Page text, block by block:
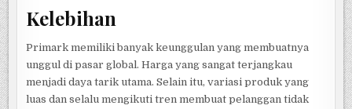
Kelebihan
Primark memiliki banyak keunggulan yang membuatnya
unggul di pasar global. Harga yang sangat terjangkau
menjadi daya tarik utama. Selain itu, variasi produk yang
luas dan selalu mengikuti tren membuat pelanggan tidak